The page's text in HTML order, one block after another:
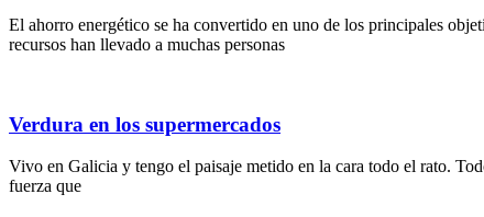
El ahorro energético se ha convertido en uno de los principales
recursos han llevado a muchas personas
Verdura en los supermercados
Vivo en Galicia y tengo el paisaje metido en la cara todo el rato.
fuerza que